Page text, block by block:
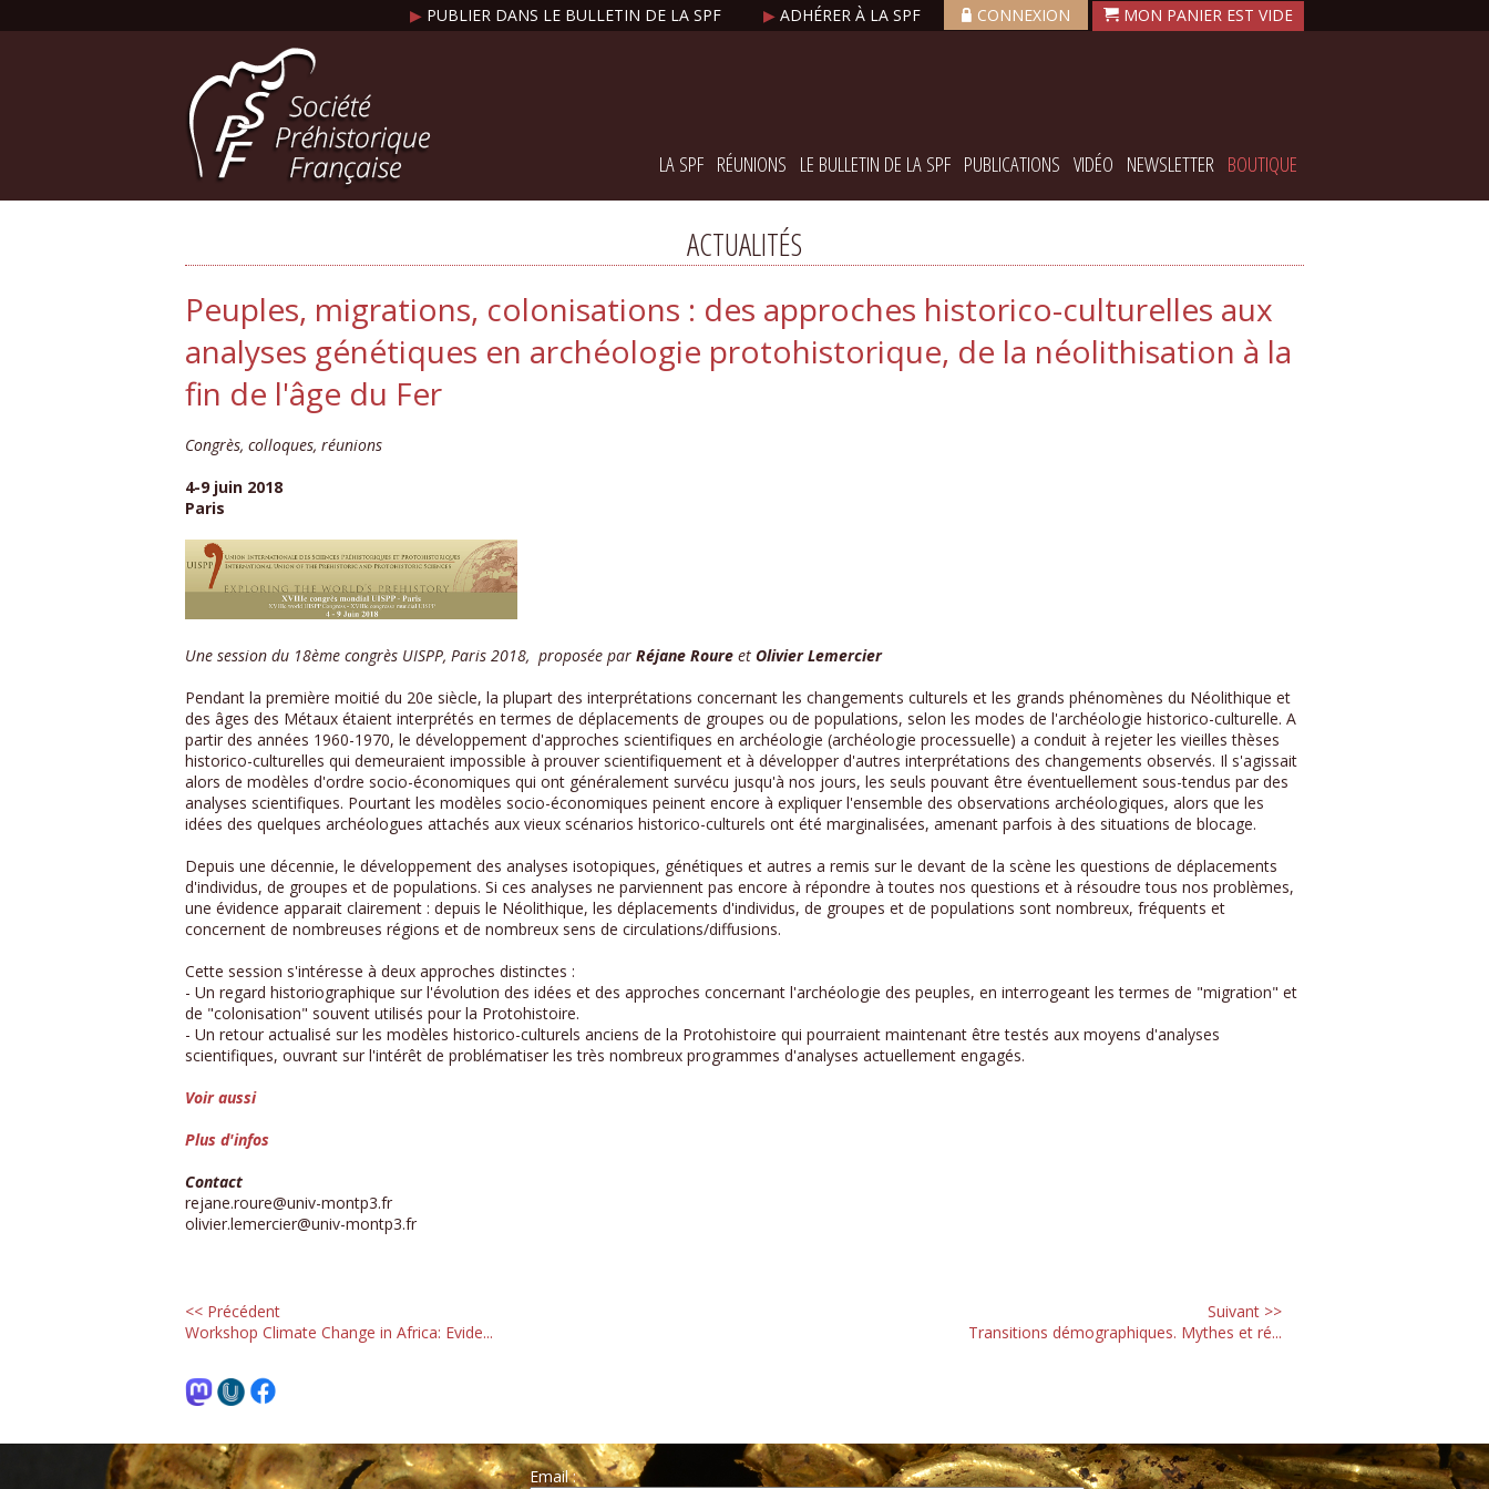
▶ PUBLIER DANS LE BULLETIN DE LA SPF ▶ ADHÉRER À LA SPF CONNEXION
LA SPF RÉUNIONS LE BULLETIN DE LA SPF PUBLICATIONS VIDÉO NEWSLETTER BOUTIQUE
ACTUALITÉS
Peuples, migrations, colonisations : des approches historico-culturelles aux
analyses génétiques en archéologie protohistorique, de la néolithisation à la
fin de l'âge du Fer
Congrès, colloques, réunions
4-9 juin 2018
Paris
Une session du 18ème congrès UISPP, Paris 2018, proposée par Réjane Roure et Olivier Lemercier
Pendant la première moitié du 20e siècle, la plupart des interprétations concernant les changements culturels et les grands phénomènes du Néolithique et
des âges des Métaux étaient interprétés en termes de déplacements de groupes ou de populations, selon les modes de l'archéologie historico-culturelle. A
partir des années 1960-1970, le développement d'approches scientifiques en archéologie (archéologie processuelle) a conduit à rejeter les vieilles thèses
historico-culturelles qui demeuraient impossible à prouver scientifiquement et à développer d'autres interprétations des changements observés. Il s'agissait
alors de modèles d'ordre socio-économiques qui ont généralement survécu jusqu'à nos jours, les seuls pouvant être éventuellement sous-tendus par des
analyses scientifiques. Pourtant les modèles socio-économiques peinent encore à expliquer l'ensemble des observations archéologiques, alors que les
idées des quelques archéologues attachés aux vieux scénarios historico-culturels ont été marginalisées, amenant parfois à des situations de blocage.
Depuis une décennie, le développement des analyses isotopiques, génétiques et autres a remis sur le devant de la scène les questions de déplacements
d'individus, de groupes et de populations. Si ces analyses ne parviennent pas encore à répondre à toutes nos questions et à résoudre tous nos problèmes,
une évidence apparait clairement : depuis le Néolithique, les déplacements d'individus, de groupes et de populations sont nombreux, fréquents et
concernent de nombreuses régions et de nombreux sens de circulations/diffusions.
Cette session s'intéresse à deux approches distinctes :
- Un regard historiographique sur l'évolution des idées et des approches concernant l'archéologie des peuples, en interrogeant les termes de "migration" et
de "colonisation" souvent utilisés pour la Protohistoire.
- Un retour actualisé sur les modèles historico-culturels anciens de la Protohistoire qui pourraient maintenant être testés aux moyens d'analyses
scientifiques, ouvrant sur l'intérêt de problématiser les très nombreux programmes d'analyses actuellement engagés.
Voir aussi
Plus d'infos
Contact
rejane.roure@univ-montp3.fr
olivier.lemercier@univ-montp3.fr
<< Précédent
Workshop Climate Change in Africa: Evide...
Suivant >>
Transitions démographiques. Mythes et ré...
Email :